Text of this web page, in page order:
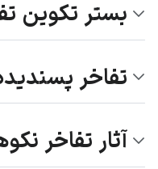
بستر تکوین
تفاخر
آثار تفاخر